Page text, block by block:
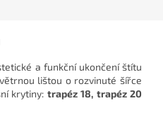
a funkční ukončení štítu
lištou o rozvinuté šířce
krytiny: trapéz 18, trapéz 20